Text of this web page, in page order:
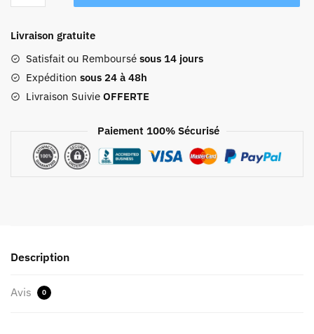
Sac
Dos
Isotherme
Pique-
nique
Livraison gratuite
Satisfait ou Remboursé sous 14 jours
Expédition sous 24 à 48h
Livraison Suivie OFFERTE
Paiement 100% Sécurisé
Description
Avis 0